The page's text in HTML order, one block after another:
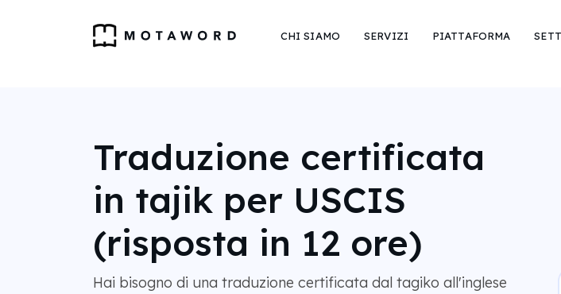
CHI SIAMO SERVIZI PIATTAFORMA
Traduzione certificata
in tajik per USCIS
(risposta in 12 ore)
Hai bisogno di una traduzione certificata dal tagiko all'inglese